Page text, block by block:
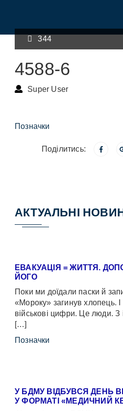
344
4588-6
Super User
Позначки
Поділитись:
АКТУАЛЬНІ
ЕВАКУАЦІЯ = ЖИТТЯ.
ЙОГО
Поки ми доїдали паски й
«Мороку» загинув хлопець.
військові цифри. Це люди.
[…]
Позначки
У БДМУ ВІДБУВСЯ ДЕНЬ
У ФОРМАТІ «МЕДИЧНИЙ